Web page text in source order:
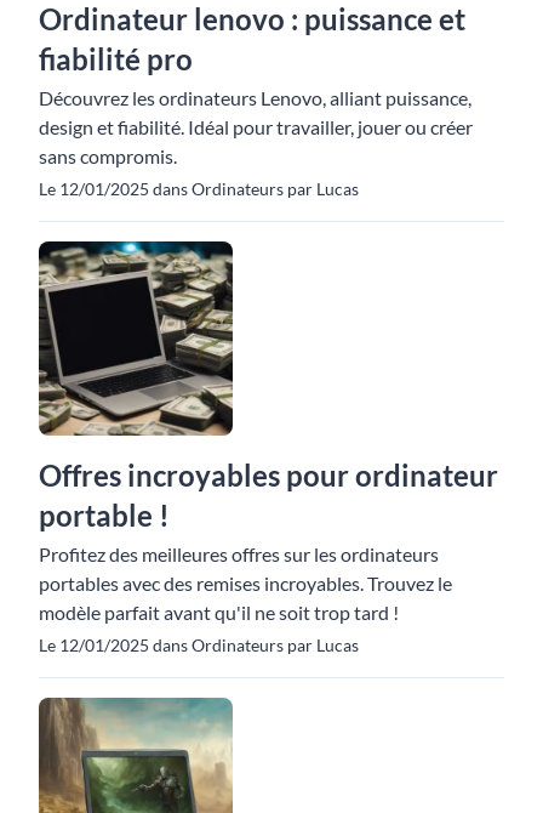
Ordinateur lenovo : puissance et
fiabilité pro
Découvrez les ordinateurs Lenovo, alliant puissance,
design et fiabilité. Idéal pour travailler, jouer ou créer
sans compromis.
Le 12/01/2025 dans Ordinateurs par Lucas
Offres incroyables pour ordinateur
portable !
Profitez des meilleures offres sur les ordinateurs
portables avec des remises incroyables. Trouvez le
modèle parfait avant qu'il ne soit trop tard !
Le 12/01/2025 dans Ordinateurs par Lucas